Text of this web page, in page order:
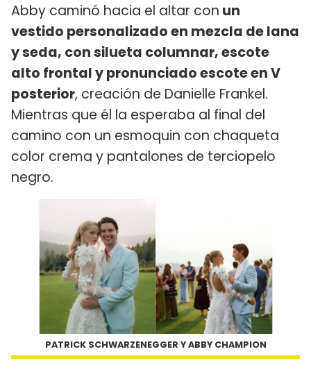
Abby caminó hacia el altar con un
vestido personalizado en mezcla de lana
y seda, con silueta columnar, escote
alto frontal y pronunciado escote en V
posterior, creación de Danielle Frankel.
Mientras que él la esperaba al final del
camino con un esmoquin con chaqueta
color crema y pantalones de terciopelo
negro.
PATRICK SCHWARZENEGGER Y ABBY CHAMPION